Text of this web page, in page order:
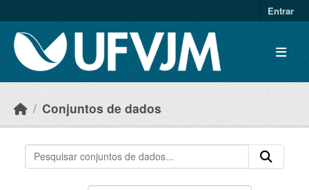
Entrar
Conjuntos de dados